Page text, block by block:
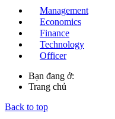
Management
Economics
Finance
Technology
Officer
Bạn đang ở:
Trang chủ
Back to top